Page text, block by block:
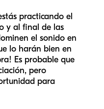
practicando el
y al final de las
el sonido en
lo harán bien en
Es probable que
pero
para